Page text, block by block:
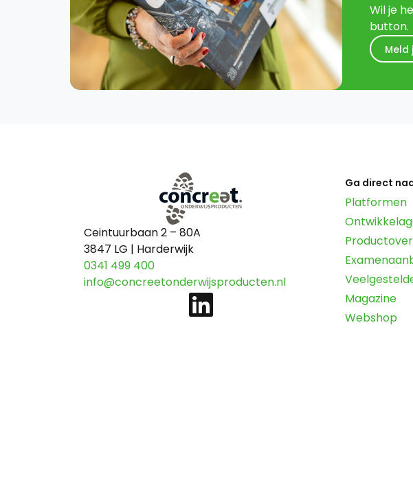
Wil je
button.
Meld
Ceintuurbaan 2 – 80A
3847 LG | Harderwijk
0341 499 400
info@concreetonderwijsproducten.nl
Ga direct
Platformen
Magazine
Webshop